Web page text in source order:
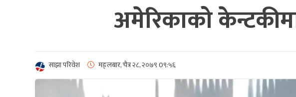
अमेरिकाको
साझा परिवेश मङ्लबार, चैत्र २८, २०७९0९:५६